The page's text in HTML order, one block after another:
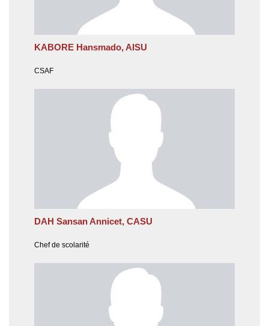
KABORE Hansmado, AISU
CSAF
DAH Sansan Annicet, CASU
Chef de scolarité